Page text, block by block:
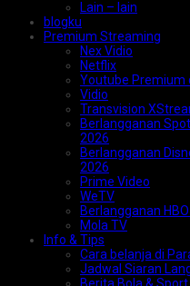
Lain – lain
blogku
Premium Streaming
Nex Vidio
Netflix
Youtube Premium
Vidio
Transvision
Berlangganan
2026
Berlangganan
2026
Prime Video
WeTV
Berlangganan
Mola TV
Info & Tips
Cara belanja di
Jadwal Siaran